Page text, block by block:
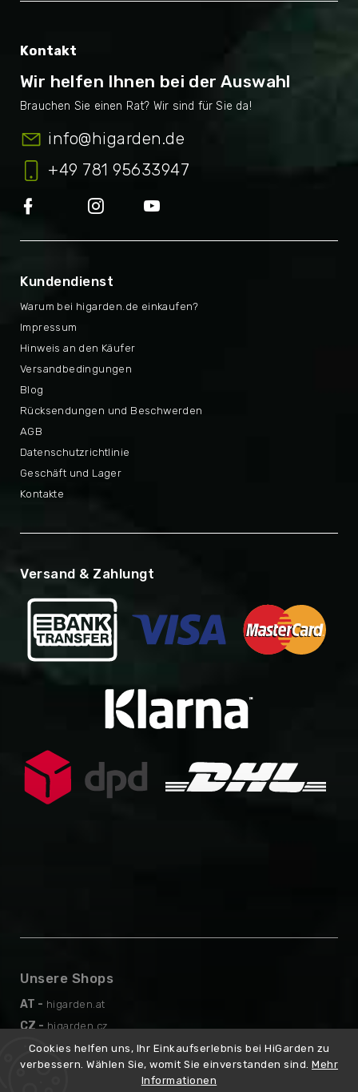
Cookies helfen uns, Ihr Einkaufserlebnis bei HiGarden zu
verbessern. Wählen Sie, womit Sie einverstanden sind. Mehr
Informationen
Kontakt
Wir helfen Ihnen bei der Auswahl
info@higarden.de
+49 781 95633947
Kundendienst
Warum bei higarden.de einkaufen?
Rücksendungen und Beschwerden
Impressum
AGB
Hinweis an den Käufer
Datenschutzrichtlinie
Versandbedingungen
Geschäft und Lager
Blog
Kontakte
Versand & Zahlungt
Unsere Shops
AT - higarden.at
CZ - higarden.cz
EN - higarden.eu
PL - higarden.pl